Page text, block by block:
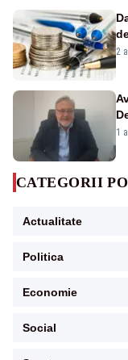
2
1
CATEGORII
Actualitate
Politica
Economie
Social